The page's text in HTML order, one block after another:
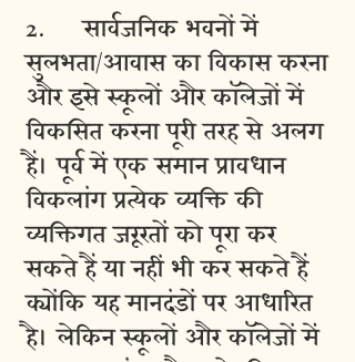
2. सार्वजनिक भवनों में
सुलभता/आवास का विकास करना
और इसे स्कूलों और कॉलेजों में
विकसित करना पूरी तरह से अलग
हैं। पूर्व में एक समान प्रावधान
विकलांग प्रत्येक व्यक्ति की
व्यक्तिगत जरूरतों को पूरा कर
सकते हैं या नहीं भी कर सकते हैं
क्योंकि यह मानदंडों पर आधारित
है। लेकिन स्कूलों और कॉलेजों में